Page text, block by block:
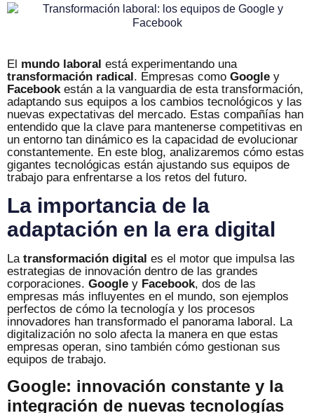
El mundo laboral está experimentando una
transformación radical. Empresas como Google y
Facebookestán a la vanguardia de esta transformación,
adaptando sus equipos a los cambios tecnológicos y las
nuevas expectativas del mercado. Estas compañías han
entendido que la clave para mantenerse competitivas en
un entorno tan dinámico es la capacidad de evolucionar
constantemente. En este blog, analizaremos cómo estas
gigantes tecnológicas están ajustando sus equipos de
trabajo para enfrentarse a los retos del futuro.
La importancia de la
adaptación en la era digital
La transformación digital es el motor que impulsa las
estrategias de innovación dentro de las grandes
corporaciones. Google y Facebook, dos de las
empresas más influyentes en el mundo, son ejemplos
perfectos de cómo la tecnología y los procesos
innovadores han transformado el panorama laboral. La
digitalización no solo afecta la manera en que estas
empresas operan, sino también cómo gestionan sus
equipos de trabajo.
Google: innovación constante y la
integración de nuevas tecnologías